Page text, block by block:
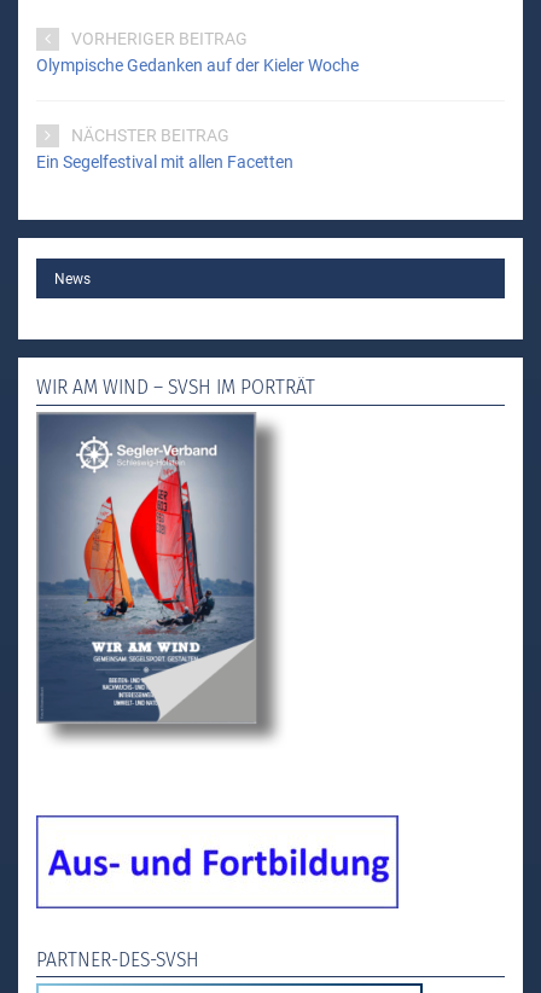
VORHERIGER BEITRAG
Olympische Gedanken auf der Kieler Woche
NÄCHSTER BEITRAG
Ein Segelfestival mit allen Facetten
MAINNews
WIR AM WIND – SVSH IM PORTRÄT
PARTNER-DES-SVSH